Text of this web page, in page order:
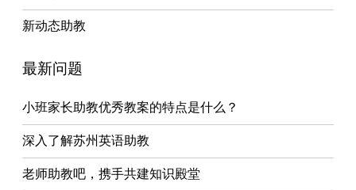
新动态助教
最新问题
小班家长助教优秀教案的特点是什么？
深入了解苏州英语助教
老师助教吧，携手共建知识殿堂